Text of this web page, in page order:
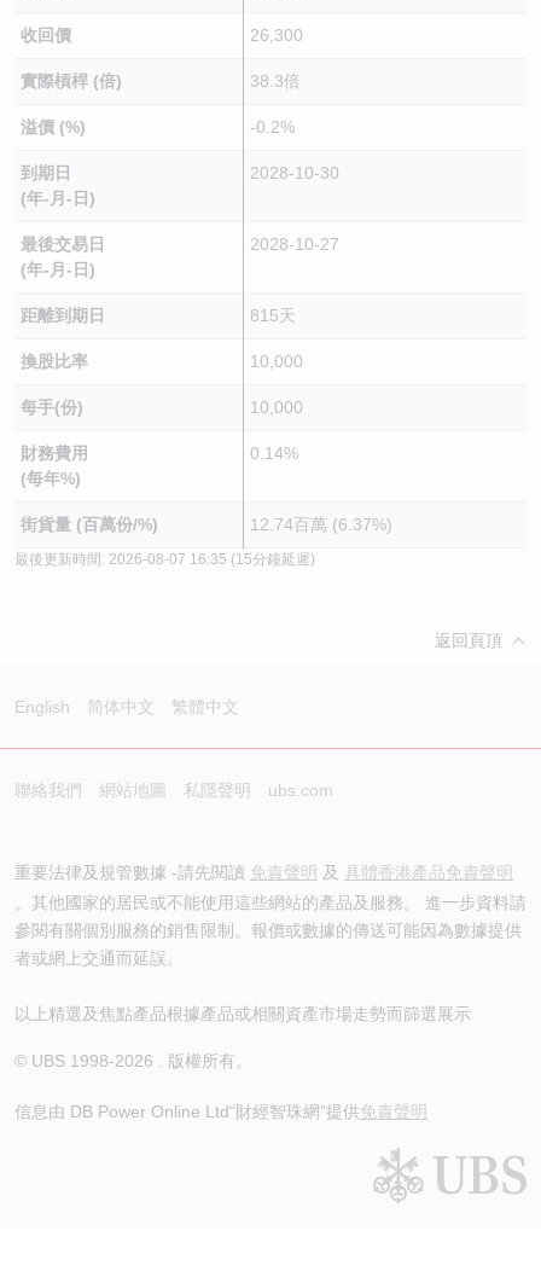
收回價 26,300
實際槓桿 (倍) 38.3倍
溢價 (%) -0.2%
到期日
(年-月-日)
2028-10-30
最後交易日
(年-月-日)
2028-10-27
距離到期日 815天
換股比率 10,000
每手(份) 10,000
財務費用
(每年%)
0.14%
街貨量 (百萬份/%) 12.74百萬 (6.37%)
最後更新時間: 2026-08-07 16:35 (15分鐘延遲)
返回頁頂
English 简体中文 繁體中文
聯絡我們 網站地圖 私隱聲明 ubs.com
重要法律及規管數據 -請先閱讀 免責聲明 及 具體香港產品免責聲明
。其他國家的居民或不能使用這些網站的產品及服務。 進一步資料請
參閱有關個別服務的銷售限制。報價或數據的傳送可能因為數據提供
者或網上交通而延誤。
以上精選及焦點產品根據產品或相關資產市場走勢而篩選展示
© UBS 1998-2026 . 版權所有。
信息由 DB Power Online Ltd“財經智珠網”提供免責聲明